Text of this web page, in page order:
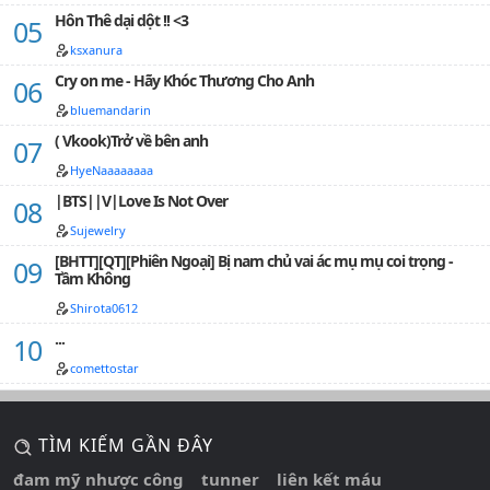
Hôn Thê dại dột !! <3
ksxanura
Cry on me - Hãy Khóc Thương Cho Anh
bluemandarin
( Vkook)Trở về bên anh
HyeNaaaaaaaa
|BTS||V|Love Is Not Over
Sujewelry
[BHTT][QT][Phiên Ngoại] Bị nam chủ vai ác mụ mụ coi trọng -
Tầm Không
Shirota0612
...
comettostar
TÌM KIẾM GẦN ĐÂY
đam mỹ nhược công tunner liên kết máu